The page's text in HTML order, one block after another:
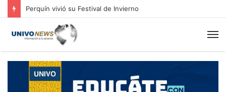
Perquín vivió su Festival de Invierno